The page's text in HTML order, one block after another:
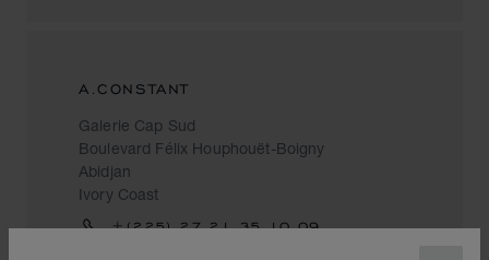
A.CONSTANT
Galerie Cap Sud
Boulevard Félix Houphouët-Boigny
Abidjan
Ivory Coast
+(225) 27 21 35 10 09